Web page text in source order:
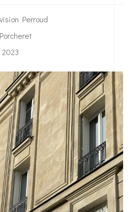
Perroud
2023